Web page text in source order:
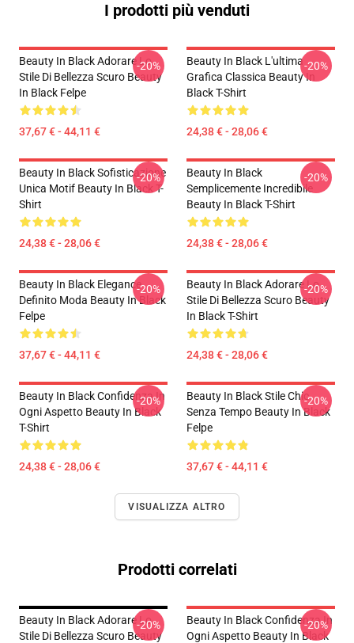
I prodotti più venduti
Beauty In Black Adorare Lo
Stile Di Bellezza Scuro Beauty
In Black Felpe
37,67 € - 44,11 €
-20%
Beauty In Black L'ultima
Grafica Classica Beauty In
Black T-Shirt
24,38 € - 28,06 €
-20%
Beauty In Black Sofisticazione
Unica Motif Beauty In Black T-
Shirt
24,38 € - 28,06 €
-20%
Beauty In Black
Semplicemente Incredibile
Beauty In Black T-Shirt
24,38 € - 28,06 €
-20%
Beauty In Black Elegance
Definito Moda Beauty In Black
Felpe
37,67 € - 44,11 €
-20%
Beauty In Black Adorare Lo
Stile Di Bellezza Scuro Beauty
In Black T-Shirt
24,38 € - 28,06 €
-20%
Beauty In Black Confidenza In
Ogni Aspetto Beauty In Black
T-Shirt
24,38 € - 28,06 €
-20%
Beauty In Black Stile Chic
Senza Tempo Beauty In Black
Felpe
37,67 € - 44,11 €
-20%
VISUALIZZA ALTRO
Prodotti correlati
Beauty In Black Adorare Lo
Stile Di Bellezza Scuro Beauty
-20%
Beauty In Black Confidenza In
Ogni Aspetto Beauty In Black
-20%